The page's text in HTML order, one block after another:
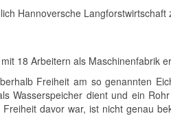
Hannoversche
18 Arbeitern als Maschinenfabrik
Freiheit am so genannten
Wasserspeicher dient und ein
davor war, ist nicht genau